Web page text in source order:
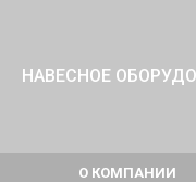
НАВЕСНОЕ
О КОМПАНИИ